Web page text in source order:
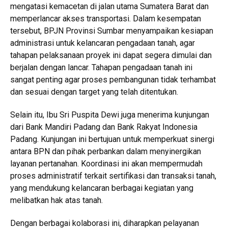
mengatasi kemacetan di jalan utama Sumatera Barat dan
memperlancar akses transportasi. Dalam kesempatan
tersebut, BPJN Provinsi Sumbar menyampaikan kesiapan
administrasi untuk kelancaran pengadaan tanah, agar
tahapan pelaksanaan proyek ini dapat segera dimulai dan
berjalan dengan lancar. Tahapan pengadaan tanah ini
sangat penting agar proses pembangunan tidak terhambat
dan sesuai dengan target yang telah ditentukan.
Selain itu, Ibu Sri Puspita Dewi juga menerima kunjungan
dari Bank Mandiri Padang dan Bank Rakyat Indonesia
Padang. Kunjungan ini bertujuan untuk memperkuat sinergi
antara BPN dan pihak perbankan dalam menyinergikan
layanan pertanahan. Koordinasi ini akan mempermudah
proses administratif terkait sertifikasi dan transaksi tanah,
yang mendukung kelancaran berbagai kegiatan yang
melibatkan hak atas tanah.
Dengan berbagai kolaborasi ini, diharapkan pelayanan